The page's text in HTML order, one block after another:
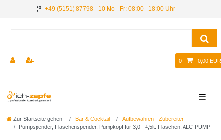
+49 (5151) 87798 - 10 Mo - Fr: 08:00 - 18:00 Uhr
0 0,00 EUR
☰
Zur Startseite gehen Bar & Cocktail
Aufbewahren - Zubereiten
Pumpspender, Flaschenspender, Pumpkopf für 3,0 - 4,5lt. Flaschen, ALC-PUMP